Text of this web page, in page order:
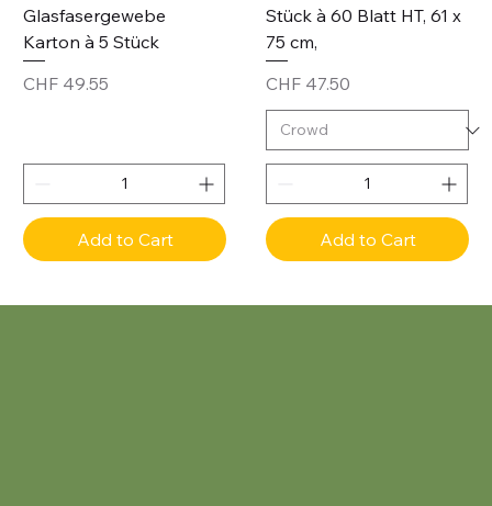
Glasfasergewebe
Karton à 5 Stück
Price
CHF 49.55
Add to Cart
Stück à 60 Blatt HT, 61 x
75 cm,
Price
CHF 47.50
Add to Cart